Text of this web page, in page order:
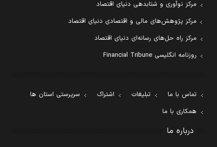
مرکز نوآوری و شتابدهی دنیای اقتصاد
مرکز پژوهش‌های مالی و اقتصادی دنیای اقتصاد
مرکز راه حل‌های رسانه‌ای دنیای اقتصاد
روزنامه انگلیسی Financial Tribune
تماس با ما تبلیغات اشتراک
سرپرستی استان ها
همکاری با ما
درباره ما